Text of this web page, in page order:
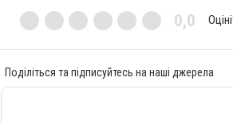
0,0
Поділіться та підписуйтесь на наші джерела